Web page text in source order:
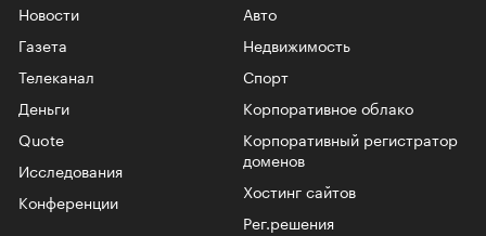
Новости
Газета
Телеканал
Авто
Недвижимость
Спорт
Корпоративное облако
Корпоративный регистратор
доменов
Хостинг сайтов
Рег.решения
Деньги
Quote
Исследования
Конференции